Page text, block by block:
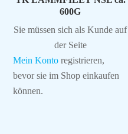
600G
Sie müssen sich als Kunde auf
der Seite
Mein Konto registrieren,
bevor sie im Shop einkaufen
können.